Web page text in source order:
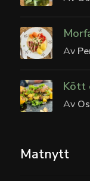
Av
Kött
Av
Matnytt